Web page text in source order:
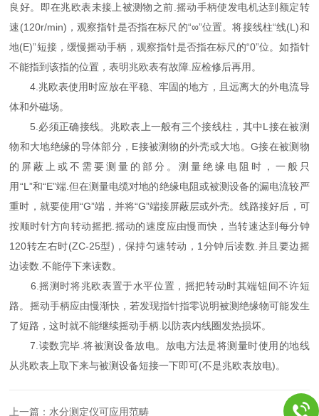
良好。即在兆欧表未接上被测物之前.摇动手柄使发电机达到额定转
速(120r/min)，观察指针是否指在标尺的“∞”位置。将接线柱“线(L)和
地(E)”短接，缓慢摇动手柄，观察指针是否指在标尺的“0”位。如指针
不能指到该指的位置，表明兆欧表有故障.应检修后再用。
4.兆欧表使用时应放在平稳、牢固的地方，且远离大的外电流导
体和外磁场。
5.必须正确接线。兆欧表上一般有三个接线柱，其中L接在被测
物和大地绝缘的导体部分，E接被测物的外壳或大地。G接在被测物
的屏蔽上或不需要测量的部分。测量绝缘电阻时，一般只
用“L”和“E”端.但在测量电缆对地的绝缘电阻或被测设备的漏电流较严
重时，就要使用“G”端，并将“G”端接屏蔽层或外壳。线路接好后，可
按顺时针方向转动摇把.摇动的速度应由慢而快，当转速达到每分钟
120转左右时(ZC-25型)，保持匀速转动，1分钟后读数.并且要边摇
边读数.不能停下来读数。
6.摇测时将兆欧表置于水平位置，摇把转动时其端钮间不许短
路。摇动手柄应由慢渐快，若发现指针指零说明被测绝缘物可能发生
了短路，这时就不能继续摇动手柄.以防表内线圈发热损坏。
7.读数完毕.将被测设备放电。放电方法是将测量时使用的地线
从兆欧表上取下来与被测设备短接一下即可(不是兆欧表放电)。
上一篇： 水分测定仪可应用范畴